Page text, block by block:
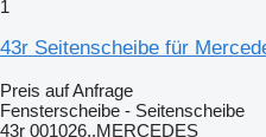
1
43r Seitenscheibe für
Preis auf Anfrage
Fensterscheibe - Seitenscheibe
43r 001026,,MERCEDES